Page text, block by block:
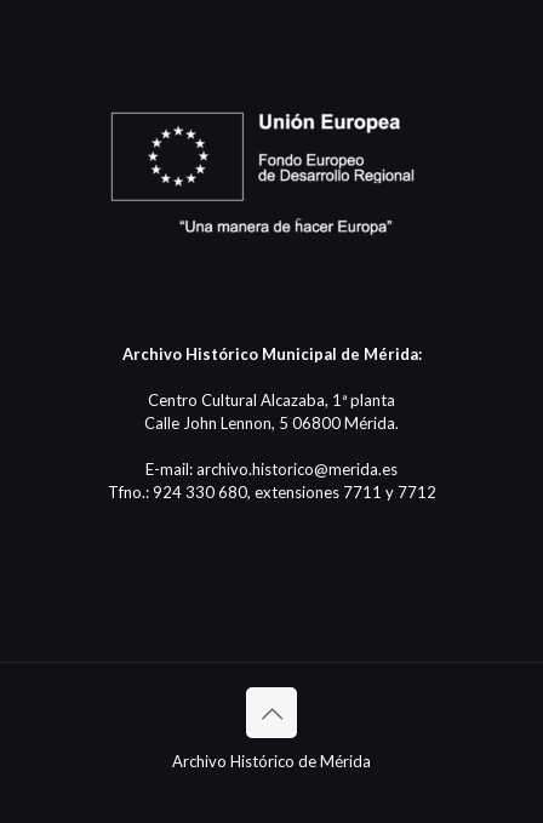
Archivo Histórico Municipal de Mérida:
Centro Cultural Alcazaba, 1ª planta
Calle John Lennon, 5 06800 Mérida.
E-mail: archivo.historico@merida.es
Tfno.: 924 330 680, extensiones 7711 y 7712
Archivo Histórico de Mérida